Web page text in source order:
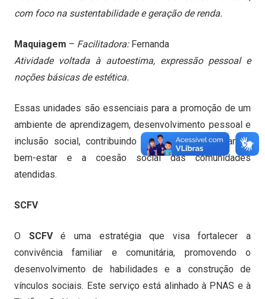
com foco na sustentabilidade e geração de renda.
Maquiagem – Facilitadora:Fernanda
Atividade voltada à autoestima, expressão pessoal e
noções básicas de estética.
Essas unidades são essenciais para a promoção de um
ambiente de aprendizagem, desenvolvimento pessoal e
inclusão social, contribuindo significativamente para o
bem-estar e a coesão social das comunidades
atendidas.
SCFV
O SCFVé uma estratégia que visa fortalecer a
convivência familiar e comunitária, promovendo o
desenvolvimento de habilidades e a construção de
vínculos sociais. Este serviço está alinhado à PNAS e à